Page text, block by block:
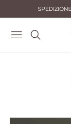
Navigation